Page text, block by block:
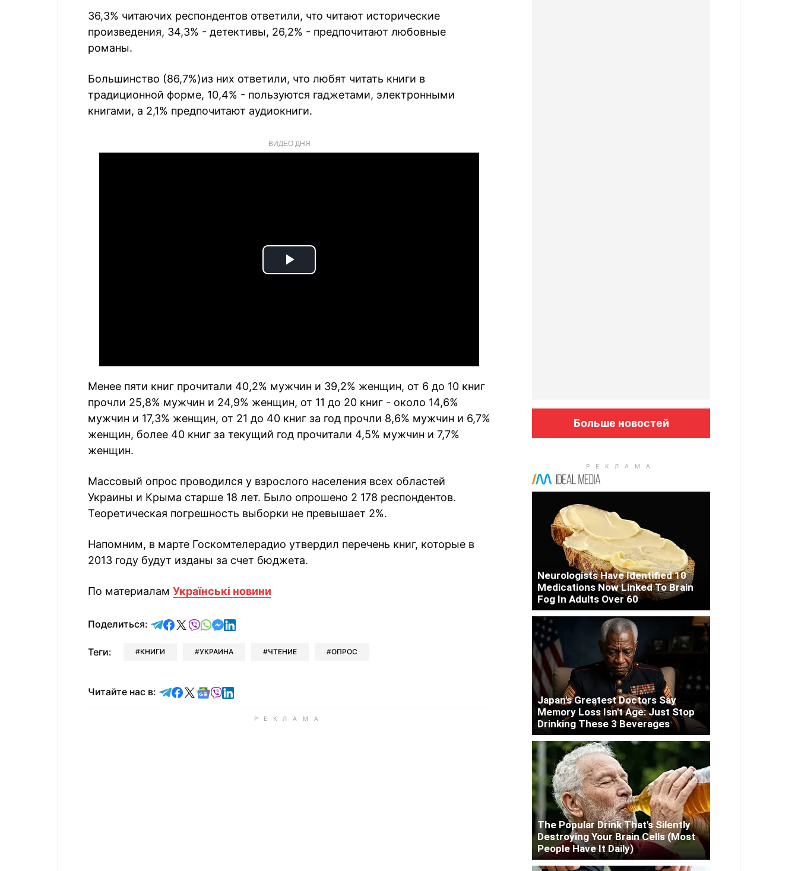
36,3% читаючих респондентов ответили, что читают исторические
произведения, 34,3% - детективы, 26,2% - предпочитают любовные
романы.
Большинство (86,7%)из них ответили, что любят читать книги в
традиционной форме, 10,4% - пользуются гаджетами, электронными
книгами, а 2,1% предпочитают аудиокниги.
ВИДЕО ДНЯ
Play
Менее пяти книг прочитали 40,2% мужчин и 39,2% женщин, от 6 до 10 книг
прочли 25,8% мужчин и 24,9% женщин, от 11 до 20 книг - около 14,6%
мужчин и 17,3% женщин, от 21 до 40 книг за год прочли 8,6% мужчин и 6,7%
женщин, более 40 книг за текущий год прочитали 4,5% мужчин и 7,7%
женщин.
Массовый опрос проводился у взрослого населения всех областей
Украины и Крыма старше 18 лет. Было опрошено 2 178 респондентов.
Теоретическая погрешность выборки не превышает 2%.
Напомним, в марте Госкомтелерадио утвердил перечень книг, которые в
2013 году будут изданы за счет бюджета.
По материалам Українські новини
Поделиться: отправить в Telegram
поделиться в Facebook
поделиться в X
отправить в Viber
отправить в Whatsapp
отправить в Messenger
отправить в LinkedIn
Теги: КНИГИ УКРАИНА ЧТЕНИЕ ОПРОС
Читайте нас в: Читайте в Telegram
Читайте в Facebook
Читайте в X
Читайте в Google news
Читайте в Viber
Читайте в LinkedIn
Больше новостей